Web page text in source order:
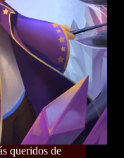
queridos de